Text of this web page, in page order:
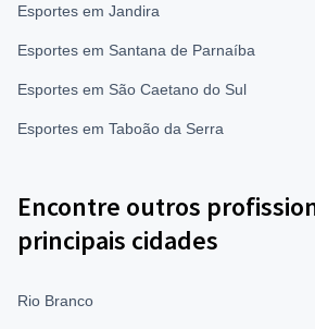
Esportes em Jandira
Esportes em Santana de Parnaíba
Esportes em São Caetano do Sul
Esportes em Taboão da Serra
Encontre outros
principais cidades
Rio Branco